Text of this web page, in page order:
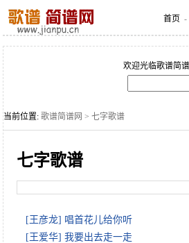
首页 -
欢迎光临歌谱简
当前位置: 歌谱简谱网 > 七字歌谱
七字歌谱
[王彦龙] 唱首花儿给你听
[王爱华] 我要出去走一走